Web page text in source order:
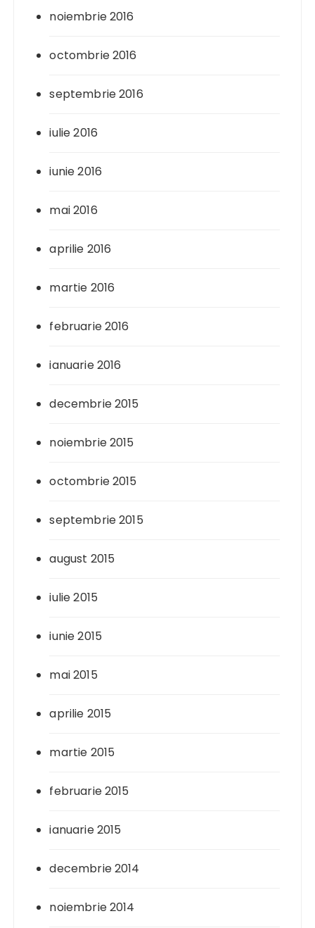
noiembrie 2016
octombrie 2016
septembrie 2016
iulie 2016
iunie 2016
mai 2016
aprilie 2016
martie 2016
februarie 2016
ianuarie 2016
decembrie 2015
noiembrie 2015
octombrie 2015
septembrie 2015
august 2015
iulie 2015
iunie 2015
mai 2015
aprilie 2015
martie 2015
februarie 2015
ianuarie 2015
decembrie 2014
noiembrie 2014